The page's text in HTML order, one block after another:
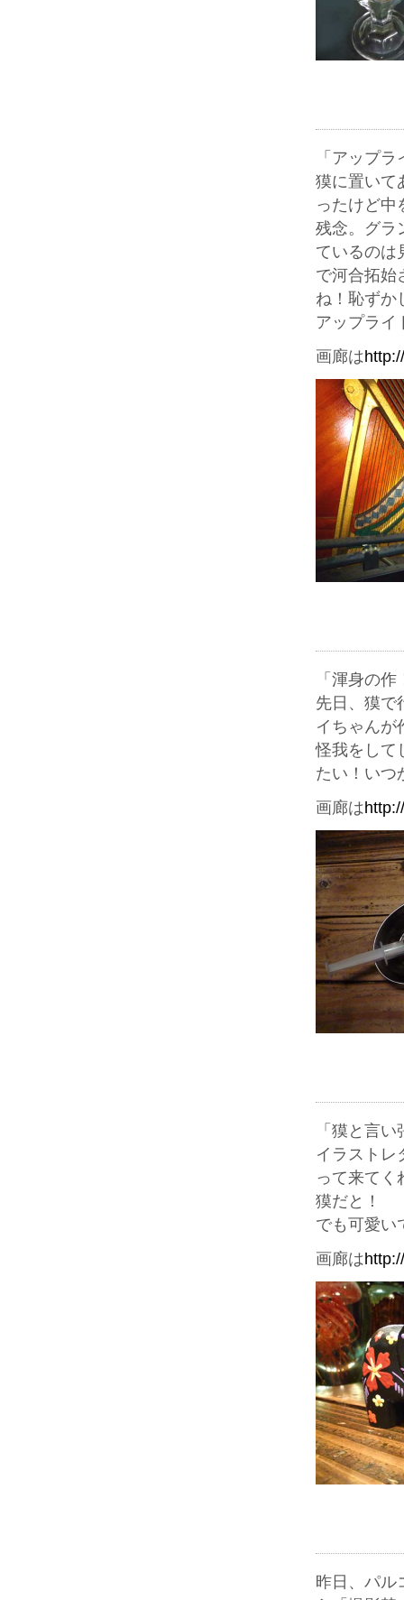
「アップ
獏に置いて
ったけど中
残念。グラ
ているのは
で河合拓始
ね！恥ずか
アップライ
画廊は
「渾身の作
先日、獏で
イちゃんが
怪我をして
たい！いつ
画廊は
「獏と言
イラストレ
って来てく
獏だと！
でも可愛い
画廊は
昨日、パル